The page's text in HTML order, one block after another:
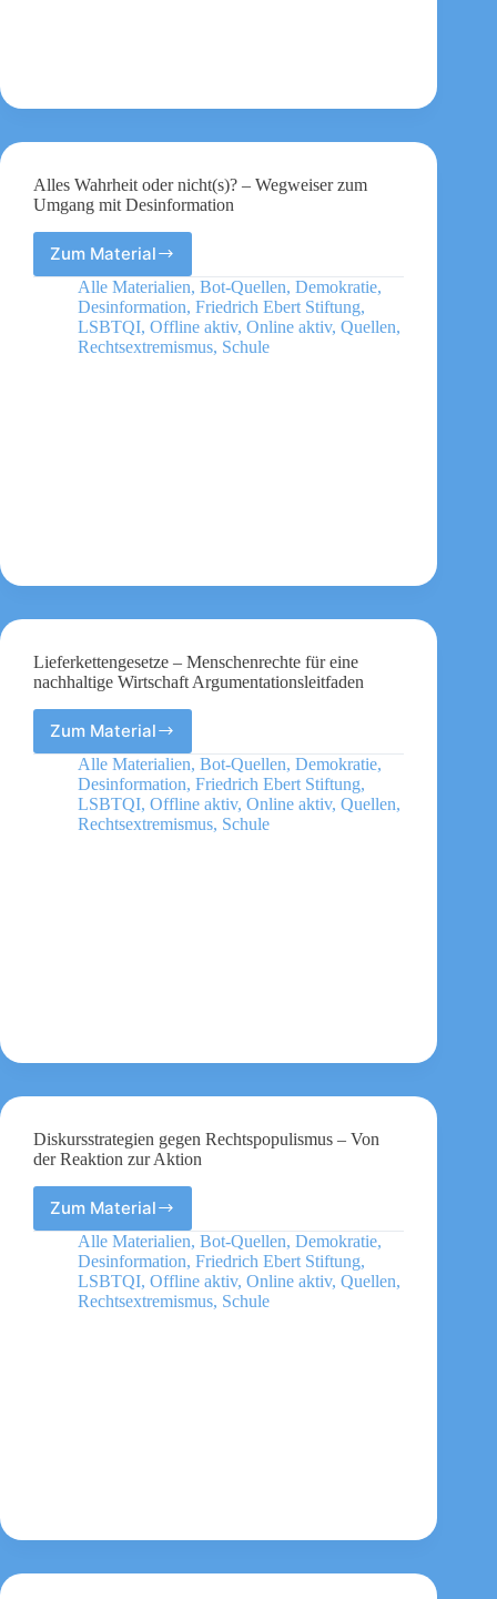
Alles Wahrheit oder nicht(s)? – Wegweiser zum
Umgang mit Desinformation
Zum Material
Alles
Wahrheit
oder
nicht(s)?
–
Alle Materialien, Bot-Quellen, Demokratie,
Desinformation, Friedrich Ebert Stiftung,
LSBTQI, Offline aktiv, Online aktiv, Quellen,
Rechtsextremismus, Schule
Lieferkettengesetze – Menschenrechte für eine
nachhaltige Wirtschaft Argumentationsleitfaden
Zum MaterialLieferkettengesetze
–
Menschenrechte
für
eine
Alle Materialien, Bot-Quellen, Demokratie,
Desinformation, Friedrich Ebert Stiftung,
LSBTQI, Offline aktiv, Online aktiv, Quellen,
Rechtsextremismus, Schule
Diskursstrategien gegen Rechtspopulismus – Von
der Reaktion zur Aktion
Zum MaterialDiskursstrategien
gegen
Rechtspopulismus
–
Von
Alle Materialien, Bot-Quellen, Demokratie,
Desinformation, Friedrich Ebert Stiftung,
LSBTQI, Offline aktiv, Online aktiv, Quellen,
Rechtsextremismus, Schule